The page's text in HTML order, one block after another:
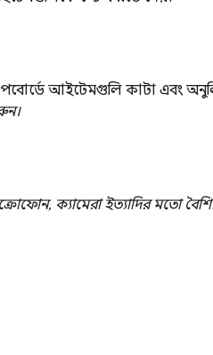
আইটেমগুলি কাটা এবং
ক্যামেরা ইত্যাদির মতো